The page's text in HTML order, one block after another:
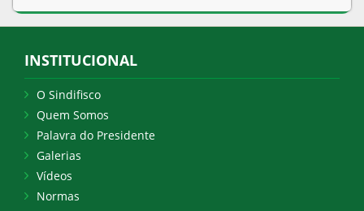
INSTITUCIONAL
O Sindifisco
Quem Somos
Palavra do Presidente
Galerias
Vídeos
Normas